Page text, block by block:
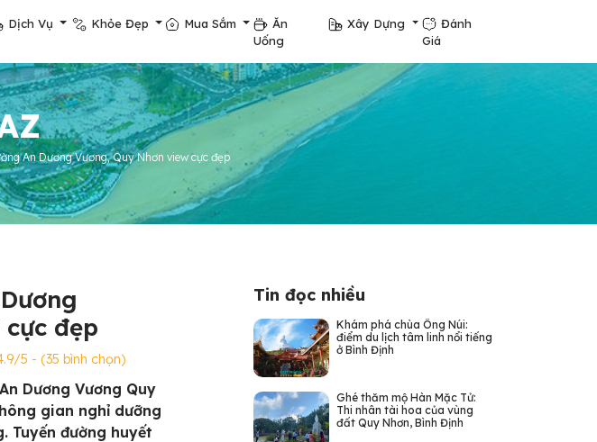
Dịch Vụ Khỏe Đẹp Mua Sắm
Ăn
Uống
Xây Dựng
Đánh
Giá
An Dương Vương, Quy Nhơn view cực đẹp
đẹp
5 - (35 bình chọn)
Dương Vương Quy
gian nghỉ dưỡng
Tuyến đường huyết
Tin đọc nhiều
Khám phá chùa Ông Núi:
điểm du lịch tâm linh nổi tiếng
ở Bình Định
Ghé thăm mộ Hàn Mặc Tử:
Thi nhân tài hoa của vùng
đất Quy Nhơn, Bình Định